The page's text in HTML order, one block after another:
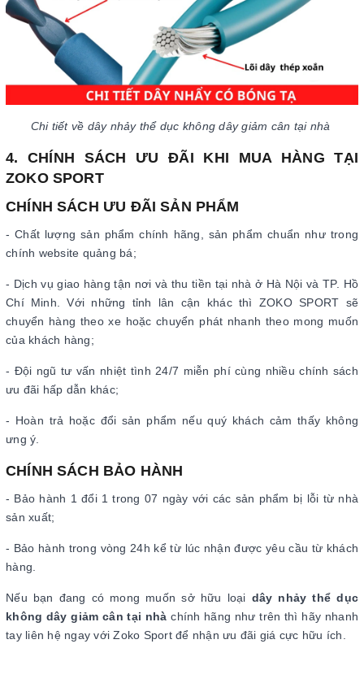
Chi tiết về dây nhảy thể dục không dây giảm cân tại nhà
4. CHÍNH SÁCH ƯU ĐÃI KHI MUA HÀNG TẠI
ZOKO SPORT
CHÍNH SÁCH ƯU ĐÃI SẢN PHẨM
- Chất lượng sản phẩm chính hãng, sản phẩm chuẩn như trong
chính website quảng bá;
- Dịch vụ giao hàng tận nơi và thu tiền tại nhà ở Hà Nội và TP. Hồ
Chí Minh. Với những tỉnh lân cận khác thì ZOKO SPORT sẽ
chuyển hàng theo xe hoặc chuyển phát nhanh theo mong muốn
của khách hàng;
- Đội ngũ tư vấn nhiệt tình 24/7 miễn phí cùng nhiều chính sách
ưu đãi hấp dẫn khác;
- Hoàn trả hoặc đổi sản phẩm nếu quý khách cảm thấy không
ưng ý.
CHÍNH SÁCH BẢO HÀNH
- Bảo hành 1 đổi 1 trong 07 ngày với các sản phẩm bị lỗi từ nhà
sản xuất;
- Bảo hành trong vòng 24h kể từ lúc nhận được yêu cầu từ khách
hàng.
Nếu bạn đang có mong muốn sở hữu loại dây nhảy thể dục
không dây giảm cân tại nhà chính hãng như trên thì hãy nhanh
tay liên hệ ngay với Zoko Sport để nhận ưu đãi giá cực hữu ích.